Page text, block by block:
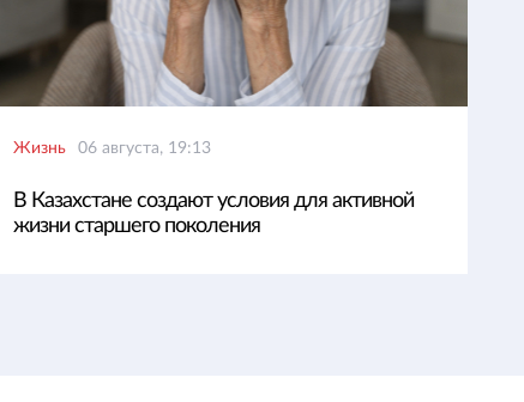
Жизнь 06 августа, 19:13
В Казахстане создают условия для активной
жизни старшего поколения